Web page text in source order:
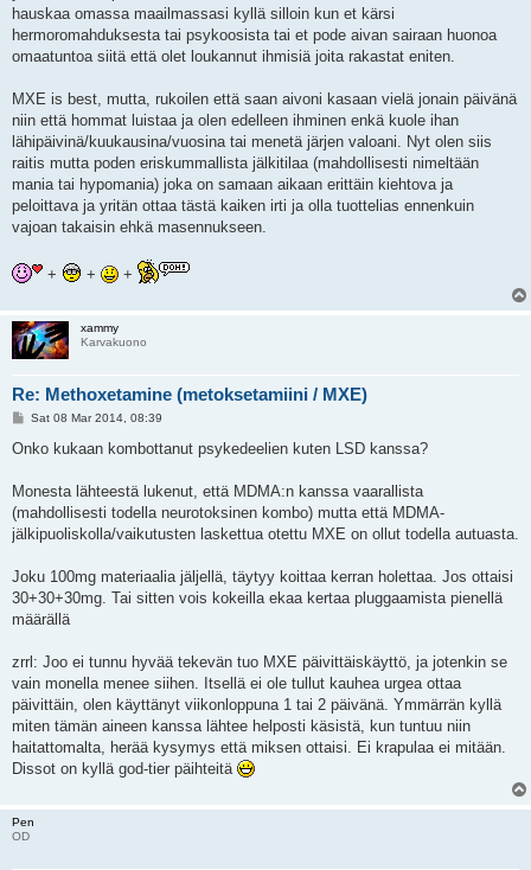
hauskaa omassa maailmassasi kyllä silloin kun et kärsi
hermoromahduksesta tai psykoosista tai et pode aivan sairaan huonoa
omaatuntoa siitä että olet loukannut ihmisiä joita rakastat eniten.
MXE is best, mutta, rukoilen että saan aivoni kasaan vielä jonain päivänä
niin että hommat luistaa ja olen edelleen ihminen enkä kuole ihan
lähipäivinä/kuukausina/vuosina tai menetä järjen valoani. Nyt olen siis
raitis mutta poden eriskummallista jälkitilaa (mahdollisesti nimeltään
mania tai hypomania) joka on samaan aikaan erittäin kiehtova ja
peloittava ja yritän ottaa tästä kaiken irti ja olla tuottelias ennenkuin
vajoan takaisin ehkä masennukseen.
+ + +
xammy
Karvakuono
Re: Methoxetamine (metoksetamiini / MXE)
P
s
Sat 08 Mar 2014, 08:39
Onko kukaan kombottanut psykedeelien kuten LSD kanssa?
Monesta lähteestä lukenut, että MDMA:n kanssa vaarallista
(mahdollisesti todella neurotoksinen kombo) mutta että MDMA-
jälkipuoliskolla/vaikutusten laskettua otettu MXE on ollut todella autuasta.
Joku 100mg materiaalia jäljellä, täytyy koittaa kerran holettaa. Jos ottaisi
30+30+30mg. Tai sitten vois kokeilla ekaa kertaa pluggaamista pienellä
määrällä
zrrl: Joo ei tunnu hyvää tekevän tuo MXE päivittäiskäyttö, ja jotenkin se
vain monella menee siihen. Itsellä ei ole tullut kauhea urgea ottaa
päivittäin, olen käyttänyt viikonloppuna 1 tai 2 päivänä. Ymmärrän kyllä
miten tämän aineen kanssa lähtee helposti käsistä, kun tuntuu niin
haitattomalta, herää kysymys että miksen ottaisi. Ei krapulaa ei mitään.
Dissot on kyllä god-tier päihteitä
Pen
OD